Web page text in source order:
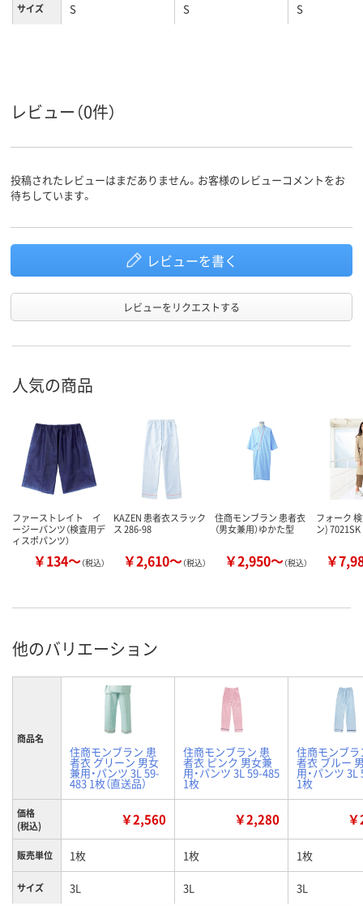
サイズ S S S
レビュー（0件）
投稿されたレビューはまだありません。お客様のレビューコメントをお
待ちしています。
レビューを書く
レビューをリクエストする
人気の商品
ファーストレイト イ
ージーパンツ（検査用デ
ィスポパンツ）
￥134～（税込）
KAZEN 患者衣スラック
ス 286-98
￥2,610～（税込）
住商モンブラン 患者衣
（男女兼用）ゆかた型
￥2,950～（税込）
フォーク
ン) 7021SK
￥
他のバリエーション
商品名
住商モンブラン 患
者衣 グリーン 男女
兼用・パンツ 3L 59-
483 1枚（直送品）
住商モンブラン 患
者衣 ピンク 男女兼
用・パンツ 3L 59-485
1枚
住商モンブラ
者衣 ブルー
用・パンツ 3L
1枚
価格
(税込)
￥2,560 ￥2,280
販売単位 1枚 1枚 1枚
サイズ 3L 3L 3L